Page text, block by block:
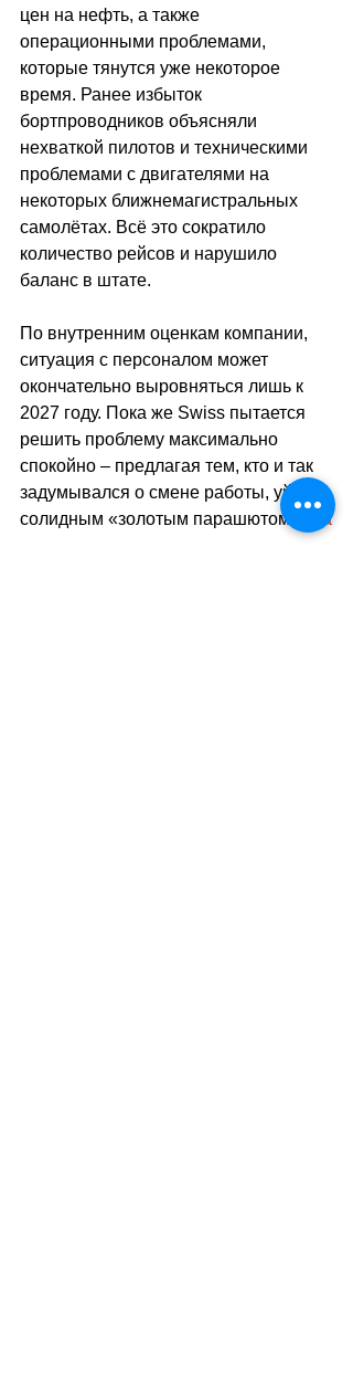
цен на нефть, а также
операционными проблемами,
которые тянутся уже некоторое
время. Ранее избыток
бортпроводников объясняли
нехваткой пилотов и техническими
проблемами с двигателями на
некоторых ближнемагистральных
самолётах. Всё это сократило
количество рейсов и нарушило
баланс в штате.
По внутренним оценкам компании,
ситуация с персоналом может
окончательно выровняться лишь к
2027 году. Пока же Swiss пытается
решить проблему максимально
спокойно – предлагая тем, кто и так
задумывался о смене работы, уйти с
солидным «золотым парашютом».
sa